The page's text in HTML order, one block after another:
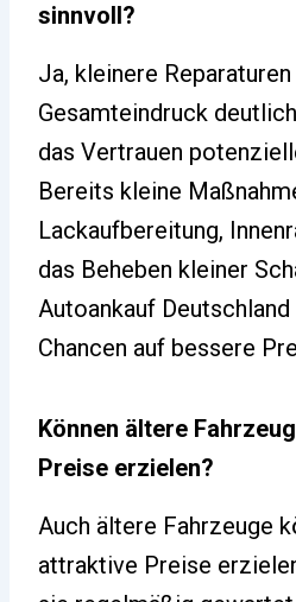
sinnvoll?
Ja, kleinere
Gesamteindruck
das Vertrauen
Bereits kleine
Lackaufbereitung,
das Beheben kleiner
Autoankauf
Chancen auf bessere
Können ältere
Preise erzielen?
Auch ältere Fahrzeuge
attraktive Preise